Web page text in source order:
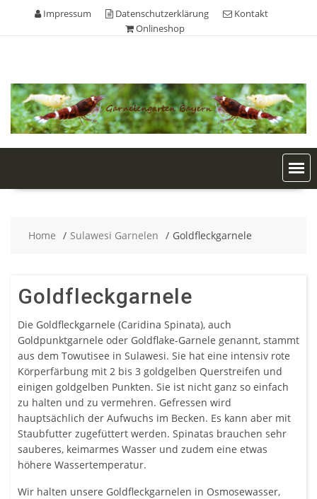
content
Impressum Datenschutzerklärung
Kontakt
Onlineshop
Home Sulawesi Garnelen Goldfleckgarnele
Goldfleckgarnele
Die Goldfleckgarnele (Caridina Spinata), auch
Goldpunktgarnele oder Goldflake-Garnele genannt, stammt
aus dem Towutisee in Sulawesi. Sie hat eine intensiv rote
Körperfärbung mit 2 bis 3 goldgelben Querstreifen und
einigen goldgelben Punkten. Sie ist nicht ganz so einfach
zu halten und zu vermehren. Gefressen wird
hauptsächlich der Aufwuchs im Becken. Es kann aber mit
Staubfutter zugefüttert werden. Spinatas brauchen sehr
sauberes, keimarmes Wasser und zudem eine etwas
höhere Wassertemperatur.
Wir halten unsere Goldfleckgarnelen in Osmosewasser,